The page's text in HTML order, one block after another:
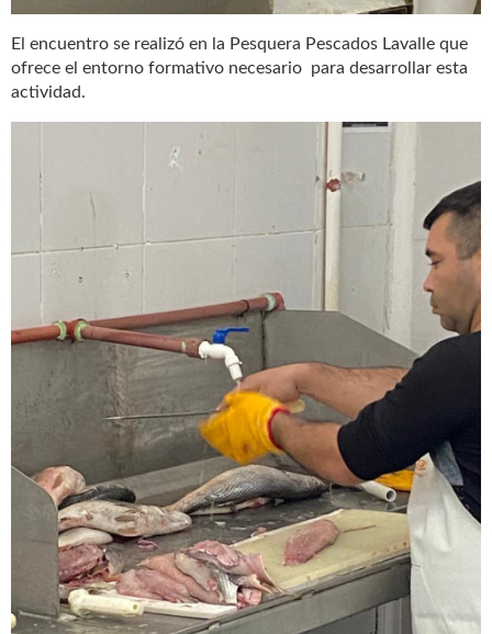
El encuentro se realizó en la Pesquera Pescados Lavalle que
ofrece el entorno formativo necesario para desarrollar esta
actividad.